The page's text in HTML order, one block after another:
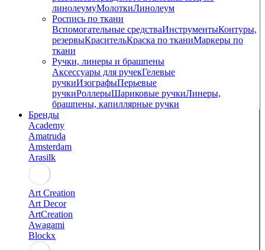
линолеумуМолоткиЛинолеум
Роспись по ткани
Вспомогательные средстваИнструментыКонтуры,
резервыКрасительКраска по тканиМаркеры по
ткани
Ручки, линеры и брашпены
Аксессуары для ручекГелевые
ручкиИзографыПерьевые
ручкиРоллерыШариковые ручкиЛинеры,
брашпены, капиллярные ручки
Бренды
Academy
Amatruda
Amsterdam
Arasilk
Art Creation
Art Decor
ArtCreation
Awagami
Blockx